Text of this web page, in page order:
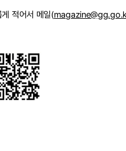
적어서 메일(